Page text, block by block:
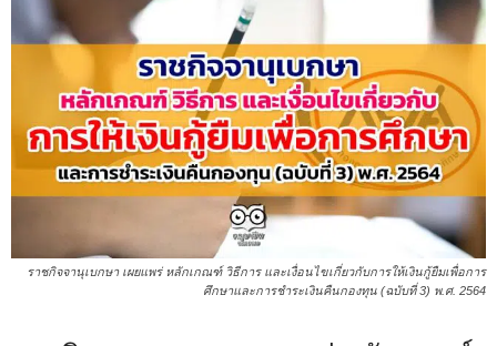
ราชกิจจานุเบกษา เผยแพร่ หลักเกณฑ์ วิธีการ และเงื่อนไขเกี่ยวกับการให้เงินกู้ยืมเพื่อการ
ศึกษาและการชำระเงินคืนกองทุน (ฉบับที่ 3) พ.ศ. 2564